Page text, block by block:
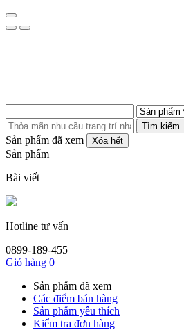
Tìm kiếm
Sản phẩm đã xem Xóa hết
Sản phẩm
Bài viết
Hotline tư vấn
0899-189-455
Giỏ hàng 0
Sản phẩm đã xem
Các điểm bán hàng
Sản phẩm yêu thích
Kiểm tra đơn hàng